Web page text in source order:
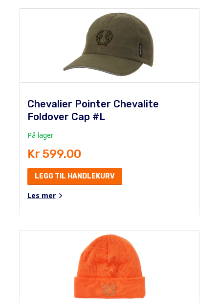
Chevalier Pointer Chevalite
Foldover Cap #L
På lager
Kr 599.00
LEGG TIL HANDLEKURV
Les mer